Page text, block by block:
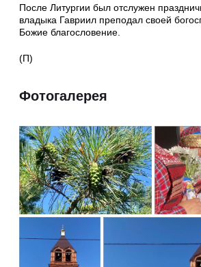
После Литургии был отслужен
владыка Гавриил преподал своей
Божие благословение.
(П)
Фотогалерея